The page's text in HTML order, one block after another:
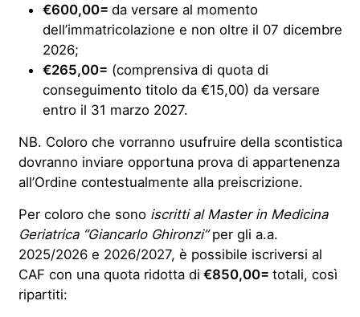
€600,00= da versare al momento
dell’immatricolazione e non oltre il 07 dicembre
2026;
€265,00= (comprensiva di quota di
conseguimento titolo da €15,00) da versare
entro il 31 marzo 2027.
NB. Coloro che vorranno usufruire della scontistica
dovranno inviare opportuna prova di appartenenza
all’Ordine contestualmente alla preiscrizione.
Per coloro che sono iscritti al Master in Medicina
Geriatrica “Giancarlo Ghironzi”per gli a.a.
2025/2026 e 2026/2027, è possibile iscriversi al
CAF con una quota ridotta di €850,00= totali, così
ripartiti: